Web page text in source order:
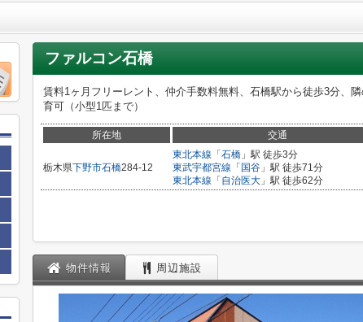
ファルコン石橋
賃料1ヶ月フリーレント、仲介手数料無料、石橋駅から徒歩3分、
育可（小型1匹まで）
所在地 交通
栃木県下野市石橋284-12
東北本線 「 石橋 」駅 徒歩3分
東武宇都宮線 「 国谷 」駅 徒歩71分
東北本線 「 自治医大 」駅 徒歩62分
物件情報 周辺施設